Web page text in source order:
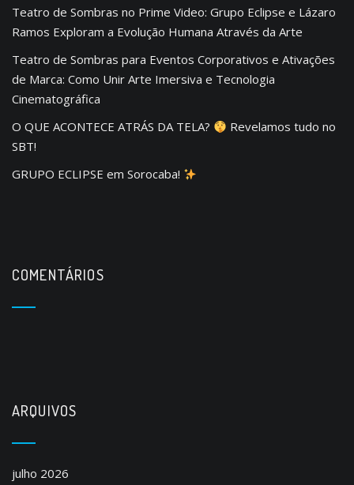
Teatro de Sombras no Prime Video: Grupo Eclipse e Lázaro
Ramos Exploram a Evolução Humana Através da Arte
Teatro de Sombras para Eventos Corporativos e Ativações
de Marca: Como Unir Arte Imersiva e Tecnologia
Cinematográfica
O QUE ACONTECE ATRÁS DA TELA?
Revelamos tudo no
SBT!
GRUPO ECLIPSE em Sorocaba!
COMENTÁRIOS
ARQUIVOS
julho 2026